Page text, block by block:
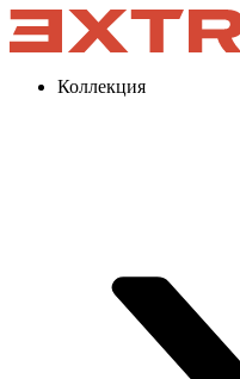
Коллекция